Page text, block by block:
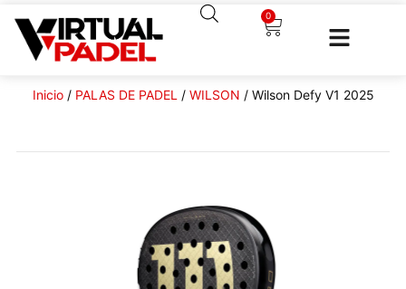
0
Inicio/ PALAS DE PADEL / WILSON / Wilson Defy V1 2025